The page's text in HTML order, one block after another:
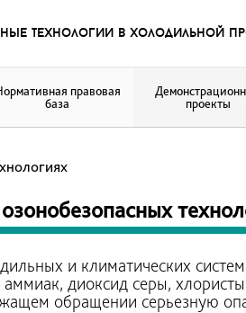
технологии в холодильной
правовая
база
проекты
и климатических
аммиак, диоксид серы,
обращении серьезную